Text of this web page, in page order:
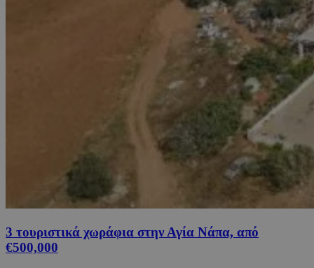
3 τουριστικά χωράφια στην Αγία Νάπα, από
€500,000